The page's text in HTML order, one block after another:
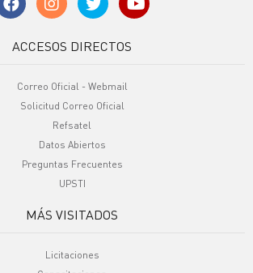
ACCESOS DIRECTOS
Correo Oficial - Webmail
Solicitud Correo Oficial
Refsatel
Datos Abiertos
Preguntas Frecuentes
UPSTI
MÁS VISITADOS
Licitaciones